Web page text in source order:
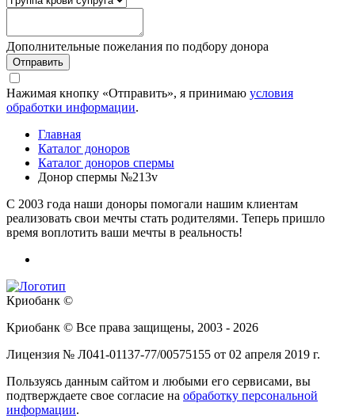
Дополнительные пожелания по подбору донора
Отправить
Нажимая кнопку «Отправить», я принимаю условия
обработки информации.
Главная
Каталог доноров
Каталог доноров спермы
Донор спермы №213v
C 2003 года наши доноры помогали нашим клиентам
реализовать свои мечты стать родителями. Теперь пришло
время воплотить ваши мечты в реальность!
Криобанк ©
Криобанк © Все права защищены, 2003 - 2026
Лицензия № Л041-01137-77/00575155 от 02 апреля 2019 г.
Пользуясь данным сайтом и любыми его сервисами, вы
подтверждаете свое согласие на обработку персональной
информации.